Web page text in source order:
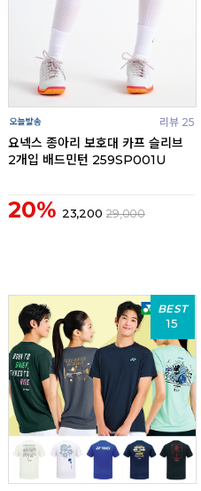
리뷰 25
요넥스 종아리 보호대 카프 슬리브
2개입 배드민턴 259SP001U
20% 23,200 29,000
BEST
15